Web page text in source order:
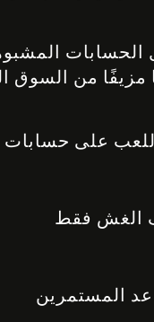
المخالفات المستمرين. فقد قمنا بحظر 45000 حسابًا
على
الغش فقط
المستمرين